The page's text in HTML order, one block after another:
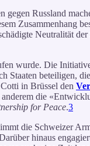
Russland
Zusammenhang
Neutralität
wurde. Die
Staaten beteiligen,
in Brüssel den
anderem die
for Peace.3
die Schweizer
hinaus